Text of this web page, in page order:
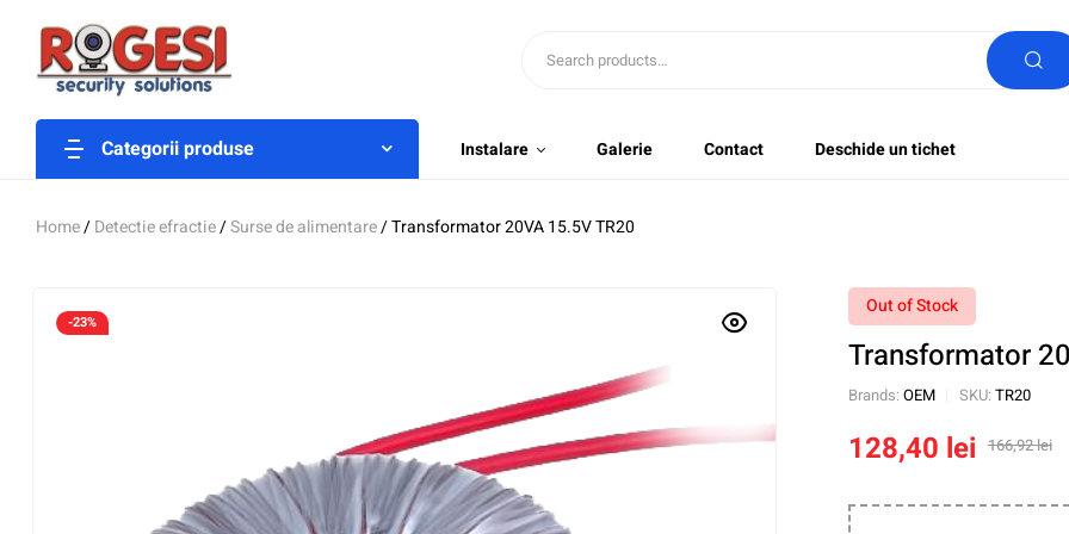
Categorii produse Instalare Galerie Contact Deschide un tichet
Home/Detectie efractie/Surse de alimentare/ Transformator 20VA 15.5V TR20
-23%
Out of Stock
Transformator
Brands: OEM SKU: TR20
166,92lei
128,40 lei